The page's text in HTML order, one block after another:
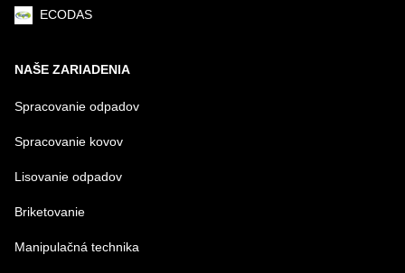
ECODAS
NAŠE ZARIADENIA
Spracovanie odpadov
Spracovanie kovov
Lisovanie odpadov
Briketovanie
Manipulačná technika